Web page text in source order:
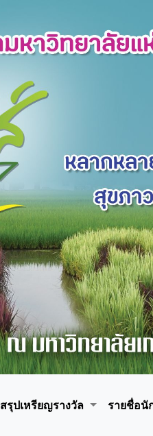
สรุปเหรียญรางวัล รายชื่อนั